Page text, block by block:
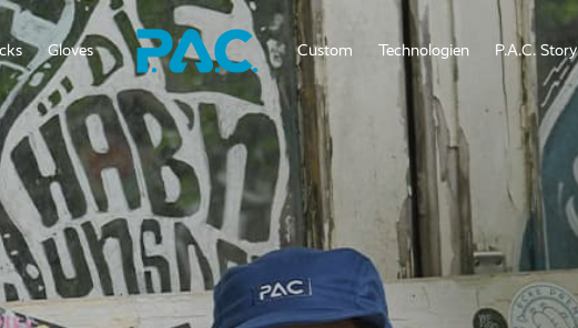
Gloves Custom Technologien P.A.C. Story